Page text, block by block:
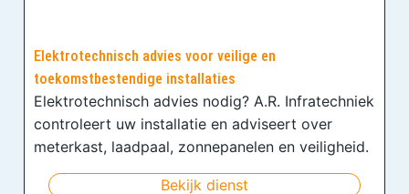
Elektrotechnisch advies voor veilige en
toekomstbestendige installaties
Elektrotechnisch advies nodig? A.R. Infratechniek
controleert uw installatie en adviseert over
meterkast, laadpaal, zonnepanelen en veiligheid.
Bekijk dienst